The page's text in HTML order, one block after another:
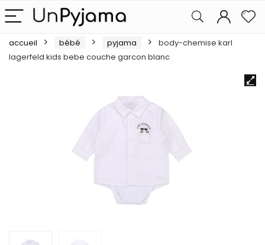
accueil bébé pyjama
body-chemise karl
lagerfeld kids bebe couche garcon blanc